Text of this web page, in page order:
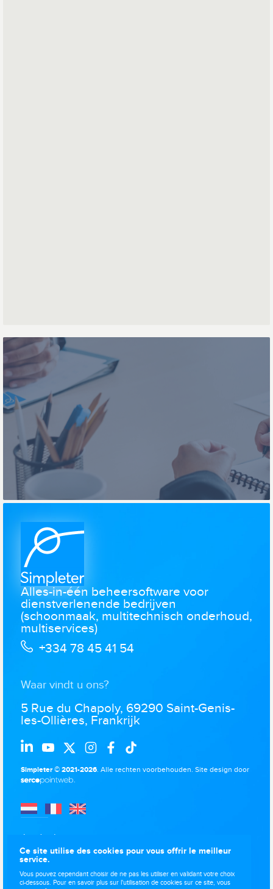
Alles-in-één beheersoftware voor
dienstverlenende bedrijven
(schoonmaak, multitechnisch onderhoud,
multiservices)
+334 78 45 41 54
Waar vindt u ons?
5 Rue du Chapoly, 69290 Saint-Genis-
les-Ollières, Frankrijk
Simpleter © 2021-2026. Alle rechten voorbehouden. Site design door
Juridische
kennisgevingen
Gegevensbescherming
Gebruik van cookies
Ce site utilise des cookies pour vous offrir le meilleur
service.
Vous pouvez cependant choisir de ne pas les utiliser en validant votre choix
ci-dessous. Pour en savoir plus sur l'utilisation de cookies sur ce site, vous